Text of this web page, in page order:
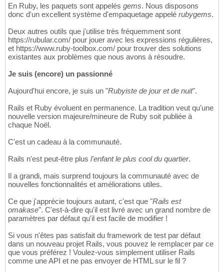
En Ruby, les paquets sont appelés gems. Nous disposons
donc d'un excellent système d'empaquetage appelé rubygems.
Deux autres outils que j'utilise très fréquemment sont
https://rubular.com/ pour jouer avec les expressions régulières,
et https://www.ruby-toolbox.com/ pour trouver des solutions
existantes aux problèmes que nous avons à résoudre.
Je suis (encore) un passionné
Aujourd'hui encore, je suis un "Rubyiste de jour et de nuit".
Rails et Ruby évoluent en permanence. La tradition veut qu'une
nouvelle version majeure/mineure de Ruby soit publiée à
chaque Noël.
C'est un cadeau à la communauté.
Rails n'est peut-être plus l'enfant le plus cool du quartier.
Il a grandi, mais surprend toujours la communauté avec de
nouvelles fonctionnalités et améliorations utiles.
Ce que j'apprécie toujours autant, c'est que "Rails est
omakase". C'est-à-dire qu'il est livré avec un grand nombre de
paramètres par défaut qu'il est facile de modifier !
Si vous n'êtes pas satisfait du framework de test par défaut
dans un nouveau projet Rails, vous pouvez le remplacer par ce
que vous préférez ! Voulez-vous simplement utiliser Rails
comme une API et ne pas envoyer de HTML sur le fil ?